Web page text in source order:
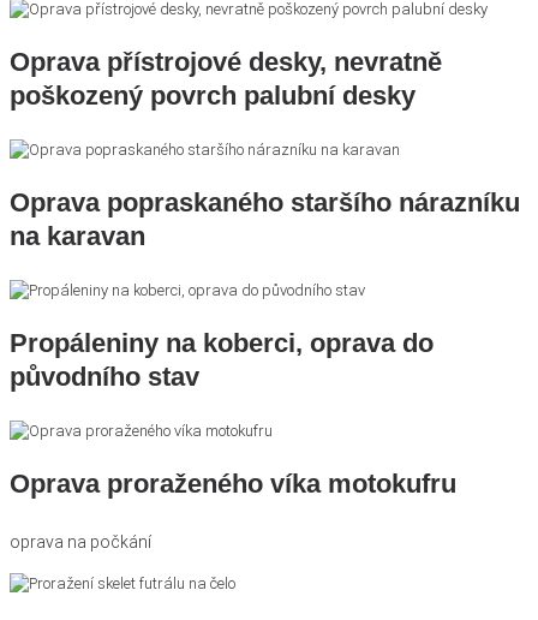
Oprava přístrojové desky, nevratně
poškozený povrch palubní desky
Oprava popraskaného staršího nárazníku
na karavan
Propáleniny na koberci, oprava do
původního stav
Oprava proraženého víka motokufru
oprava na počkání